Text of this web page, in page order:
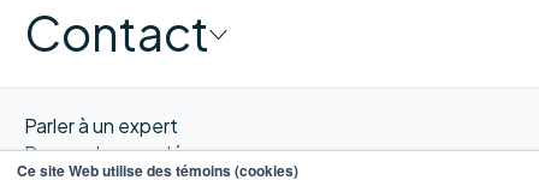
Ce site Web utilise des témoins (cookies)
Contact
Parler à un expert
Demander une démo